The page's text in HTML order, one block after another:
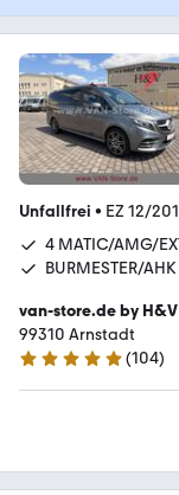
Unfallfrei • EZ 12/
4 MATIC/AMG/
BURMESTER/
van-store.de by
KG
99310 Arnstadt
4.9 Sterne
(104)